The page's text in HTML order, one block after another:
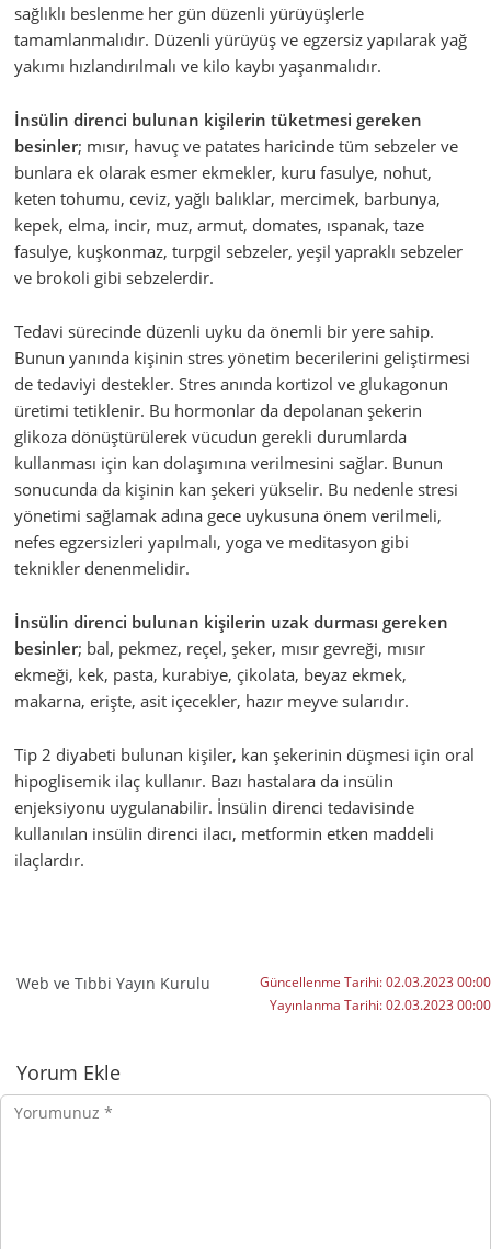
sağlıklı beslenme her gün düzenli yürüyüşlerle
tamamlanmalıdır. Düzenli yürüyüş ve egzersiz yapılarak yağ
yakımı hızlandırılmalı ve kilo kaybı yaşanmalıdır.
İnsülin direnci bulunan kişilerin tüketmesi gereken
besinler; mısır, havuç ve patates haricinde tüm sebzeler ve
bunlara ek olarak esmer ekmekler, kuru fasulye, nohut,
keten tohumu, ceviz, yağlı balıklar, mercimek, barbunya,
kepek, elma, incir, muz, armut, domates, ıspanak, taze
fasulye, kuşkonmaz, turpgil sebzeler, yeşil yapraklı sebzeler
ve brokoli gibi sebzelerdir.
Tedavi sürecinde düzenli uyku da önemli bir yere sahip.
Bunun yanında kişinin stres yönetim becerilerini geliştirmesi
de tedaviyi destekler. Stres anında kortizol ve glukagonun
üretimi tetiklenir. Bu hormonlar da depolanan şekerin
glikoza dönüştürülerek vücudun gerekli durumlarda
kullanması için kan dolaşımına verilmesini sağlar. Bunun
sonucunda da kişinin kan şekeri yükselir. Bu nedenle stresi
yönetimi sağlamak adına gece uykusuna önem verilmeli,
nefes egzersizleri yapılmalı, yoga ve meditasyon gibi
teknikler denenmelidir.
İnsülin direnci bulunan kişilerin uzak durması gereken
besinler; bal, pekmez, reçel, şeker, mısır gevreği, mısır
ekmeği, kek, pasta, kurabiye, çikolata, beyaz ekmek,
makarna, erişte, asit içecekler, hazır meyve sularıdır.
Tip 2 diyabeti bulunan kişiler, kan şekerinin düşmesi için oral
hipoglisemik ilaç kullanır. Bazı hastalara da insülin
enjeksiyonu uygulanabilir. İnsülin direnci tedavisinde
kullanılan insülin direnci ilacı, metformin etken maddeli
ilaçlardır.
Web ve Tıbbi Yayın Kurulu Güncellenme Tarihi:02.03.2023 00:00
Yayınlanma Tarihi:02.03.2023 00:00
Yorumlar
Yorum Ekle
Yorumunuz